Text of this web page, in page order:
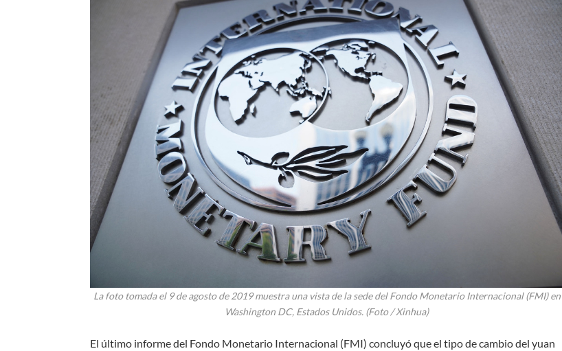
La foto tomada el 9 de agosto de 2019 muestra una vista de la sede del Fondo Monetario Internacional (FMI) en
Washington DC, Estados Unidos. (Foto / Xinhua)
El último informe del Fondo Monetario Internacional (FMI) concluyó que el tipo de cambio del yuan